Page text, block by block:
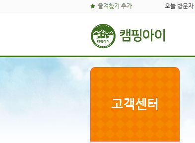
즐겨찾기 추가 오늘 방문자
고객센터